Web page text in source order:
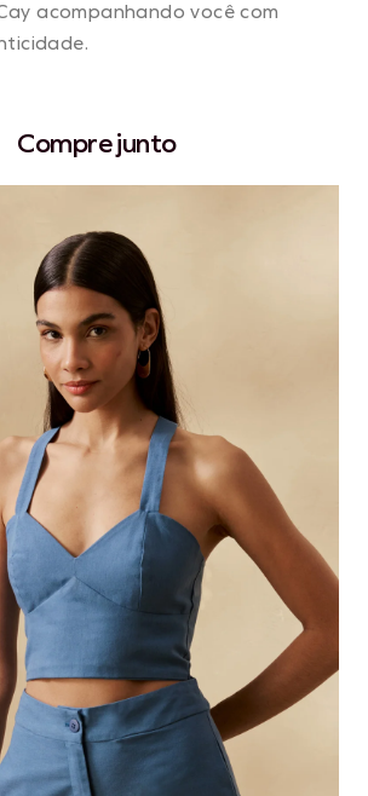
acompanhando você com
Compre junto